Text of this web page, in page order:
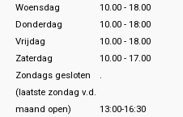
Woensdag
10.00 - 18.00
Donderdag
10.00 - 18:00
Vrijdag
10.00 - 18.00
Zaterdag
10.00 - 17.00
Zondags gesloten
(laatste zondag v.d.
maand open)
13:00-16:30